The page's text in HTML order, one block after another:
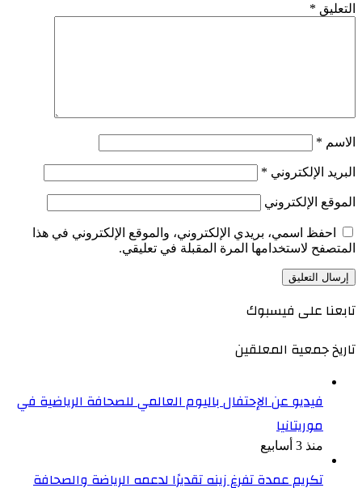
التعليق *
الاسم *
البريد الإلكتروني *
الموقع الإلكتروني
احفظ اسمي، بريدي الإلكتروني، والموقع الإلكتروني في هذا
المتصفح لاستخدامها المرة المقبلة في تعليقي.
تابعنا على فيسبوك
تاريخ جمعية المعلقين
فيديو عن الإحتفال باليوم العالمي للصحافة الرياضية في
موريتانيا
منذ 3 أسابيع
تكريم عمدة تفرغ زينه تقديرًا لدعمه الرياضة والصحافة